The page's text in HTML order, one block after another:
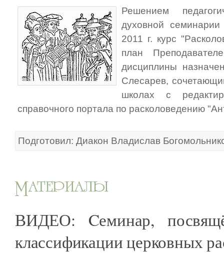
Решением
духовной
2011 г. курс
план
дисциплины
Слесарев,
школах с
справочного портала по расколоведению
Подготовил: Диакон Владислав
ВИДЕО: Cеминар,
классификации церковных